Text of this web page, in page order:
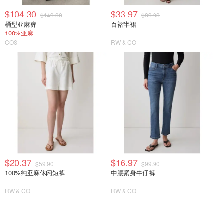
$104.30 $149.00
桶型亚麻裤
100%亚麻
COS
$33.97 $89.90
百褶半裙
RW & CO
$20.37 $59.90
100%纯亚麻休闲短裤
RW & CO
$16.97 $99.90
中腰紧身牛仔裤
RW & CO